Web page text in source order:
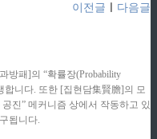
이전글 다음글
방패]의 “확률장(Probability
합니다. 또한 [집현담集賢膽]의 모
진” 메커니즘 상에서 작동하고 있
됩니다.